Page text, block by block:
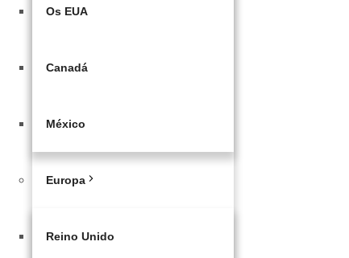
Os EUA
Canadá
México
Europa
Reino Unido